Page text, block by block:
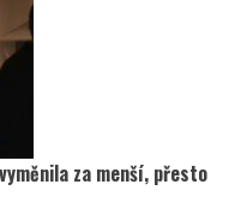
za menší, přesto